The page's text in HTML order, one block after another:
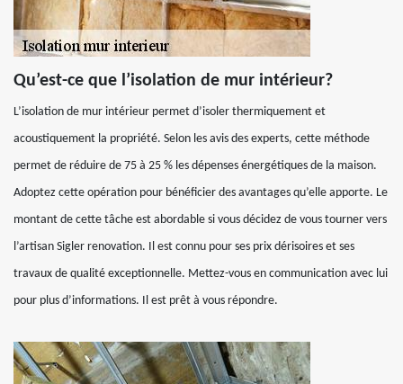
Qu’est-ce que l’isolation de mur intérieur?
L’isolation de mur intérieur permet d’isoler thermiquement et
acoustiquement la propriété. Selon les avis des experts, cette méthode
permet de réduire de 75 à 25 % les dépenses énergétiques de la maison.
Adoptez cette opération pour bénéficier des avantages qu’elle apporte. Le
montant de cette tâche est abordable si vous décidez de vous tourner vers
l’artisan Sigler renovation. Il est connu pour ses prix dérisoires et ses
travaux de qualité exceptionnelle. Mettez-vous en communication avec lui
pour plus d’informations. Il est prêt à vous répondre.